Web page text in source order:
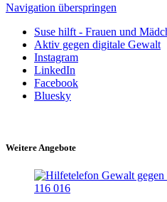
Navigation überspringen
Suse hilft - Frauen und
Aktiv gegen digitale Gewalt
Instagram
LinkedIn
Facebook
Bluesky
Weitere Angebote